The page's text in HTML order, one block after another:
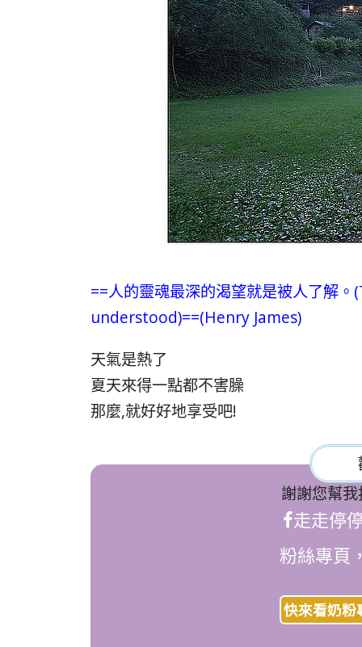
==人的靈魂最深的渴望就是被人了解
understood)==(Henry James)
天氣是熱了
夏天來得一點都不害臊
那麼,就好好地享受吧!
謝謝您幫
走走停
粉絲專頁
快來看奶粉